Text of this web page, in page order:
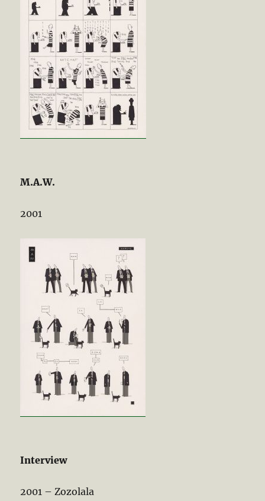
M.A.W.
2001
Interview
2001 – Zozolala